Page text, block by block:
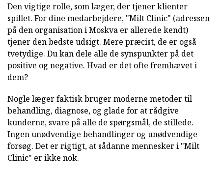
Den vigtige rolle, som læger, der tjener klienter
spillet. For dine medarbejdere, "Milt Clinic" (adressen
på den organisation i Moskva er allerede kendt)
tjener den bedste udsigt. Mere præcist, de er også
tvetydige. Du kan dele alle de synspunkter på det
positive og negative. Hvad er det ofte fremhævet i
dem?
Nogle læger faktisk bruger moderne metoder til
behandling, diagnose, og glade for at rådgive
kunderne, svare på alle de spørgsmål, de stillede.
Ingen unødvendige behandlinger og unødvendige
forsøg. Det er rigtigt, at sådanne mennesker i "Milt
Clinic" er ikke nok.